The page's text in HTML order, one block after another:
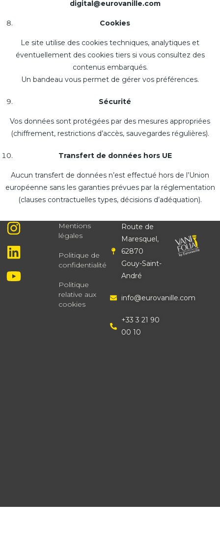
digital@eurovanille.com
Cookies
Le site utilise des cookies techniques, analytiques et
éventuellement des cookies tiers si vous consultez des
contenus embarqués.
Un bandeau vous permet de gérer vos préférences.
Sécurité
Vos données sont protégées par des mesures appropriées
(chiffrement, restrictions d’accès, sauvegardes régulières).
Transfert de données hors UE
Aucun transfert de données n’est effectué hors de l’Union
européenne sans les garanties prévues par la réglementation
(clauses contractuelles types, décisions d’adéquation).
Route de
Maresquel,
62870
Gouy-Saint-
André
info@eurovanille.com
+33 3 21 90
00 10
Mentions
légales
Politique de
confidentialité
Politique
relative aux
cookies